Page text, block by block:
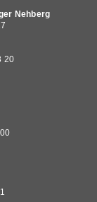
Nehberg
20